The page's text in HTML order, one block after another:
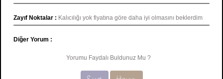
Zayıf Noktalar : Kalıcılığı yok fiyatına göre daha iyi olmasını beklerdim
Diğer Yorum :
Yorumu Faydalı Buldunuz Mu ?